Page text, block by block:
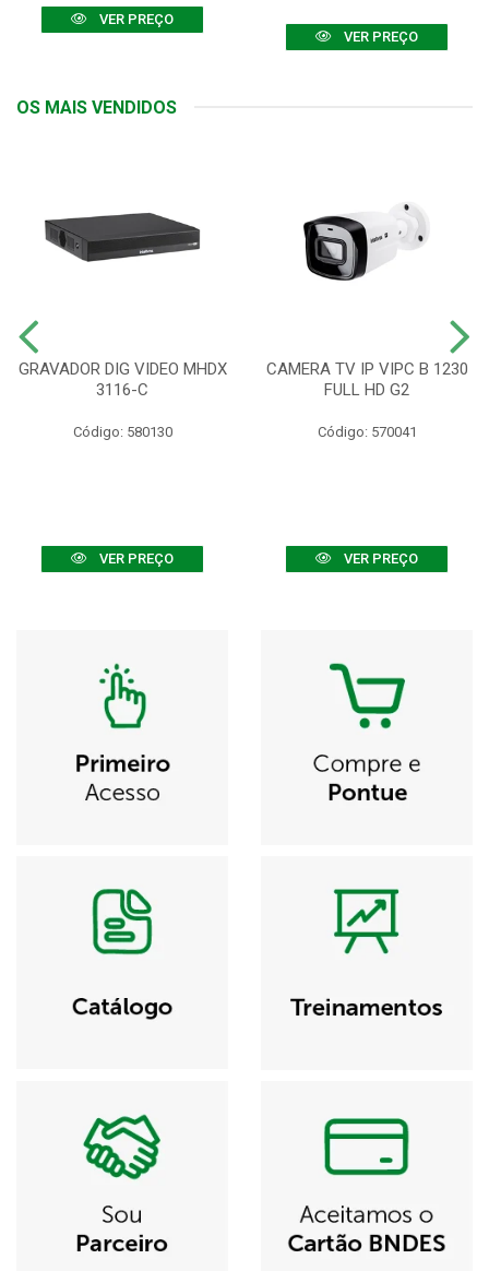
VER PREÇO
VER PREÇO
OS MAIS VENDIDOS
GRAVADOR DIG VIDEO MHDX
3116-C
Código: 580130
VER PREÇO
CAMERA TV IP VIPC B 1230
FULL HD G2
Código: 570041
VER PREÇO